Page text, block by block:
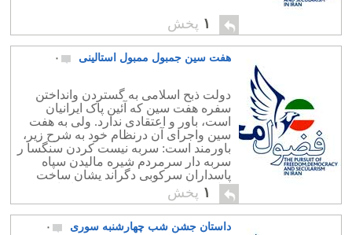
۱ پخش
هفت سین جمبول ممبول استالینی ۰
دولت ذبح اسلامی به گستردن وانداختن
سفره هفت سین که آئین پاک ایرانیان
است، باور و اعتقادی ندارد. ولی به هفت
سین واجرای آن درنظام خود به شرح زیر،
باورمند است: سربه نیست کردن سنگسا ر
سربه دار سرمردم شیره مالیدن سپاه
پاسداران سرکوبی دگراند یشان ساخت
وپاخت با دشمنان مردم وکشورایران
۱ پخش
داستان جشن شب چهارشنبه سوری ۰